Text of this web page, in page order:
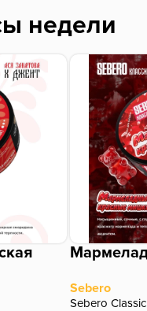
недели
Sebero
Sebero Classic